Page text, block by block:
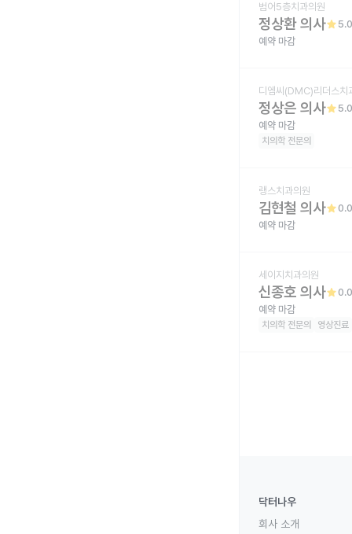
범어5층치과의원
정상환 의사star 5.0
예약 마감
디엠씨(DMC)리더스치
정상은 의사star 5.0
예약 마감
치의학 전문의
랭스치과의원
김현철 의사star0.0
예약 마감
세이지치과의원
신종호 의사star0.0
예약 마감
치의학 전문의 영상진료
닥터나우
회사 소개